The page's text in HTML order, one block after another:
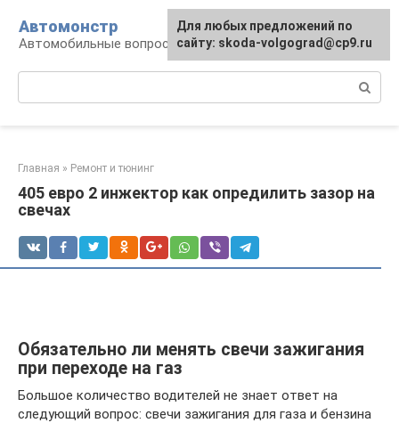
контенту
Автомонстр
Автомобильные вопросы и ответы
Главная » Ремонт и тюнинг
405 евро 2 инжектор как опредилить зазор на
свечах
Обязательно ли менять свечи зажигания
при переходе на газ
Большое количество водителей не знает ответ на
следующий вопрос: свечи зажигания для газа и бензина
Для любых предложений по
сайту: skoda-volgograd@cp9.ru